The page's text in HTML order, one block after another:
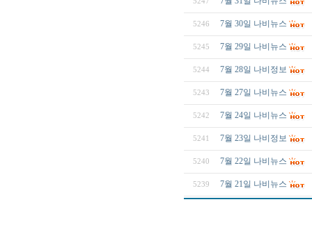
5246 7월 30일 나비뉴스
5245 7월 29일 나비뉴스
5244 7월 28일 나비정보
5243 7월 27일 나비뉴스
5242 7월 24일 나비뉴스
5241 7월 23일 나비정보
5240 7월 22일 나비뉴스
5239 7월 21일 나비뉴스